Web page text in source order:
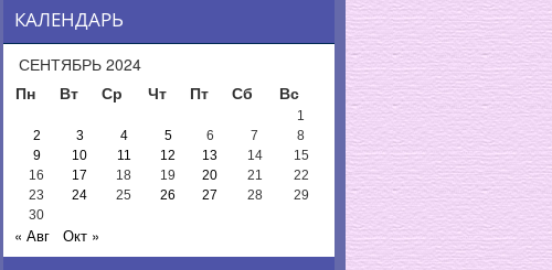
КАЛЕНДАРЬ
СЕНТЯБРЬ 2024
Пн
Вт Ср Чт Пт Сб Вс
1
2
3 4 5 6 7
8
9
10 11 12 13 14
15
16
17 18 19 20 21
22
23
24 25 26 27 28
29
30
« Авг Окт »